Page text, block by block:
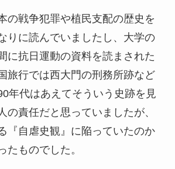
の戦争犯罪や植民支配の歴史を
りに読んでいましたし、大学の
に抗日運動の資料を読まされた
旅行では西大門の刑務所跡など
年代はあえてそういう史跡を見
の責任だと思っていましたが、
『自虐史観』に陥っていたのか
たものでした。